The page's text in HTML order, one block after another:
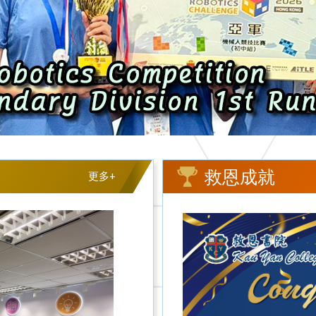
更多+ 救恩成就